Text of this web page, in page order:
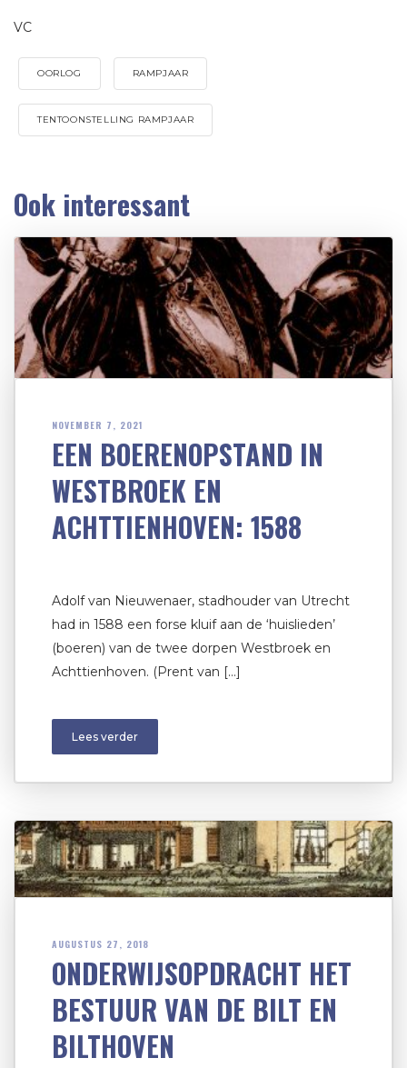
VC
OORLOG RAMPJAAR
TENTOONSTELLING RAMPJAAR
Ook interessant
NOVEMBER 7, 2021
EEN BOERENOPSTAND IN
WESTBROEK EN
ACHTTIENHOVEN: 1588
Adolf van Nieuwenaer, stadhouder van Utrecht
had in 1588 een forse kluif aan de ‘huislieden’
(boeren) van de twee dorpen Westbroek en
Achttienhoven. (Prent van […]
Lees verder
AUGUSTUS 27, 2018
ONDERWIJSOPDRACHT HET
BESTUUR VAN DE BILT EN
BILTHOVEN